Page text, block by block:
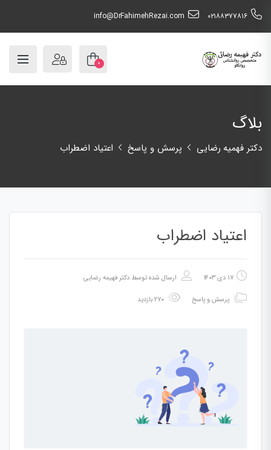
٠٢١٨٨٣٧٧٨١٦ info@DrFahimehRezai.com
۰
بلاگ
دکتر فهمیه رضایی پرسش و پاسخ اعتیاد اضطراب
اعتیاد اضطراب
۱۷ دی ۱۴۰۳ ارسال شده توسط دکتر فهیمه رضایی
پرسش و پاسخ ۲۷۰ بازدید